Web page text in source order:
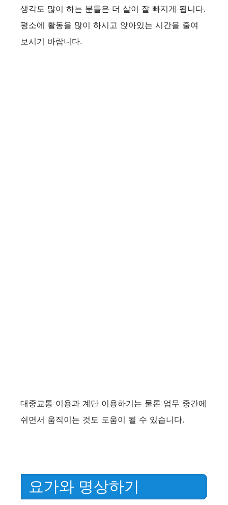
생각도 많이 하는 분들은 더 살이 잘 빠지게 됩니다.
평소에 활동을 많이 하시고 앉아있는 시간을 줄여
보시기 바랍니다.
대중교통 이용과 계단 이용하기는 물론 업무 중간에
쉬면서 움직이는 것도 도움이 될 수 있습니다.
요가와 명상하기